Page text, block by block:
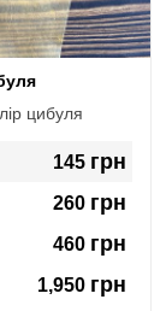
145 грн
260 грн
460 грн
1,950 грн